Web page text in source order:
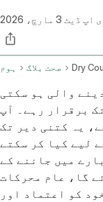
اپ ڈیٹ 3 مارچ، 2026
ہوم صحت بلاگ
والی ہو سکتی
برقرار رہے۔ آپ
یہ کتنی دیر تک
لیے کیا کر سکتے
میں جاننے کے
گا، عام محرکات
کو اعتماد اور